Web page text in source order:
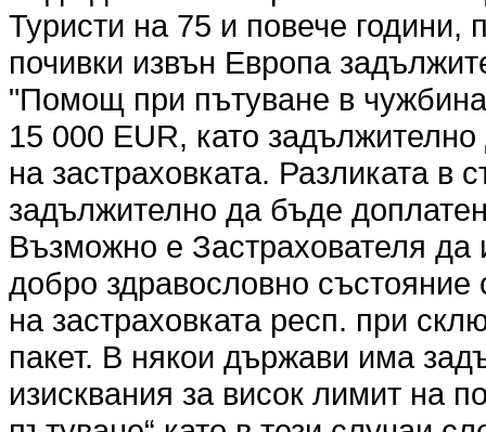
Туристи на 75 и повече
почивки извън Европа
"Помощ при пътуване в
15 000 EUR, като
на застраховката. Разликата в
задължително да бъде
Възможно е Застрахователя да
добро здравословно
на застраховката респ. при
пакет. В някои държави има
изисквания за висок лимит на